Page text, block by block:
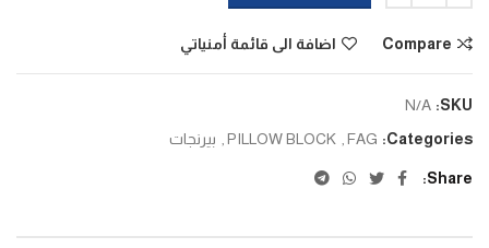
Compare اضافة الى قائمة أمنياتي
SKU:
N/A
Categories:
FAG
PILLOW BLOCK بيرنجات
Share